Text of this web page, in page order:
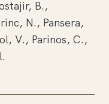
B.,
N., Pansera,
V., Parinos, C.,